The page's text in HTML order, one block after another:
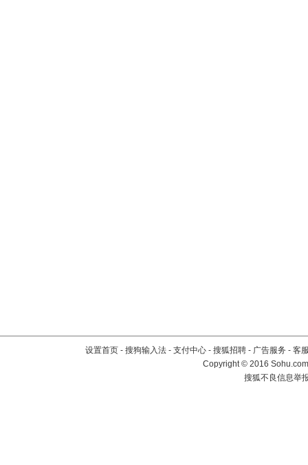
设置首页 - 搜狗输入法 - 支付中心 - 搜狐招聘 - 广告服务 - 客
Copyright©2016
搜狐不良信息举